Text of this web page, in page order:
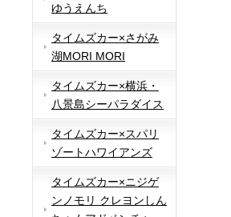
ゆうえんち
タイムズカー×さがみ
湖MORI MORI
タイムズカー×横浜・
八景島シーパラダイス
タイムズカー×スパリ
ゾートハワイアンズ
タイムズカー×ニジゲ
ンノモリ クレヨンしん